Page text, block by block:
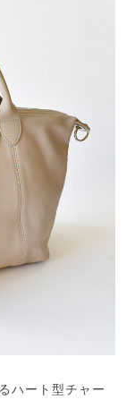
ハート型チャー